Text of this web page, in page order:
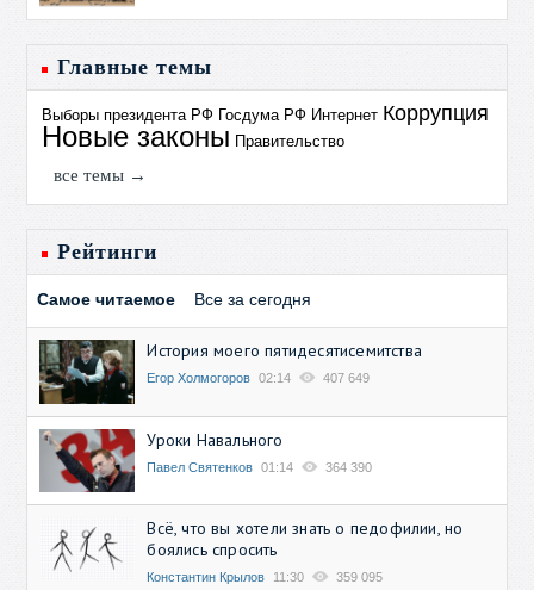
Главные темы
Выборы президента РФ Госдума РФ Интернет Коррупция
Новые законы Правительство
все темы →
Рейтинги
Самое читаемое Все за сегодня
История моего пятидесятисемитства
Егор Холмогоров 02:14 407 649
Уроки Навального
Павел Святенков 01:14 364 390
Всё, что вы хотели знать о педофилии, но
боялись спросить
Константин Крылов 11:30 359 095